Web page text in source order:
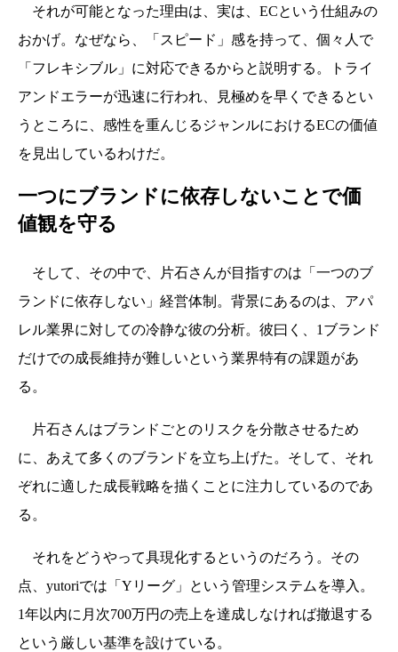
それが可能となった理由は、実は、ECという仕組みの
おかげ。なぜなら、「スピード」感を持って、個々人で
「フレキシブル」に対応できるからと説明する。トライ
アンドエラーが迅速に行われ、見極めを早くできるとい
うところに、感性を重んじるジャンルにおけるECの価値
を見出しているわけだ。
一つにブランドに依存しないことで価
値観を守る
そして、その中で、片石さんが目指すのは「一つのブ
ランドに依存しない」経営体制。背景にあるのは、アパ
レル業界に対しての冷静な彼の分析。彼曰く、1ブランド
だけでの成長維持が難しいという業界特有の課題があ
る。
片石さんはブランドごとのリスクを分散させるため
に、あえて多くのブランドを立ち上げた。そして、それ
ぞれに適した成長戦略を描くことに注力しているのであ
る。
それをどうやって具現化するというのだろう。その
点、yutoriでは「Yリーグ」という管理システムを導入。
1年以内に月次700万円の売上を達成しなければ撤退する
という厳しい基準を設けている。